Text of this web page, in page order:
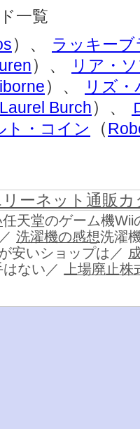
一覧
）、
ラッキー
）、
リア・
）、
リズ
Laurel Burch）、
ト・コイン （
ーネット通販
任天堂のゲーム機
洗濯機の感想洗濯
安いショップは／
ない／
上場廃止